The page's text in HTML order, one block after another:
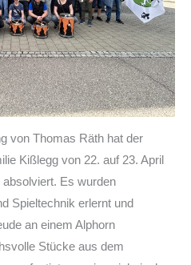
von Thomas Räth hat der
Kißlegg von 22. auf 23. April
Es wurden
Spieltechnik erlernt und
an einem Alphorn
Stücke aus dem